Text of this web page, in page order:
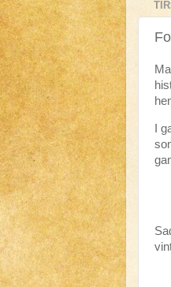
I